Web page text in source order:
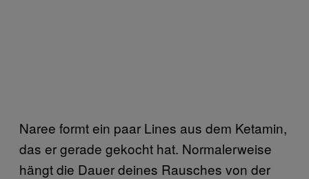
Naree formt ein paar Lines aus dem Ketamin,
das er gerade gekocht hat. Normalerweise
hängt die Dauer deines Rausches von der